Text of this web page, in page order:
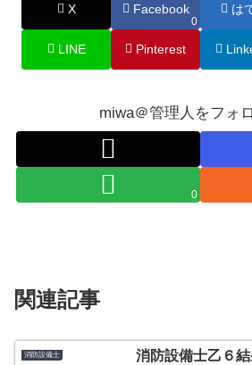
X Facebook
0
は
LINE Pinterest
miwa＠管理人をフォ
0
関連記事
消防設備士
消防設備士乙６